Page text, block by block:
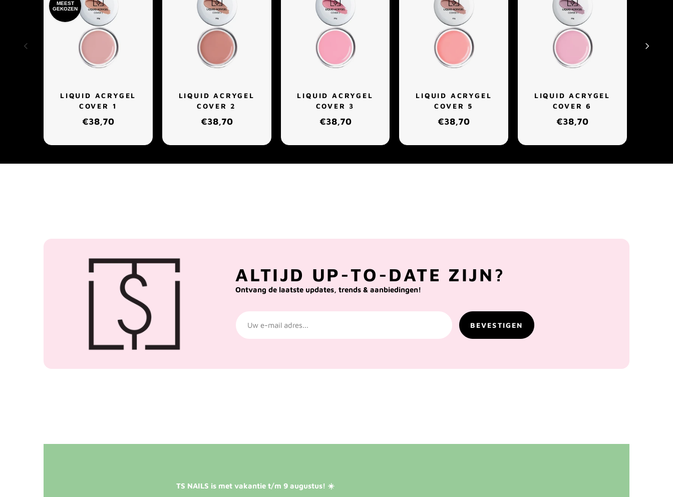
MEEST
GEKOZEN
LIQUID ACRYGEL
COVER 1
€38,70
LIQUID ACRYGEL
COVER 2
€38,70
LIQUID ACRYGEL
COVER 3
€38,70
LIQUID ACRYGEL
COVER 5
€38,70
LIQUID ACRYGEL
COVER 6
€38,70
ALTIJD UP-TO-DATE ZIJN?
Ontvang de laatste updates, trends & aanbiedingen!
TS NAILS is met vakantie t/m 9 augustus! ☀️